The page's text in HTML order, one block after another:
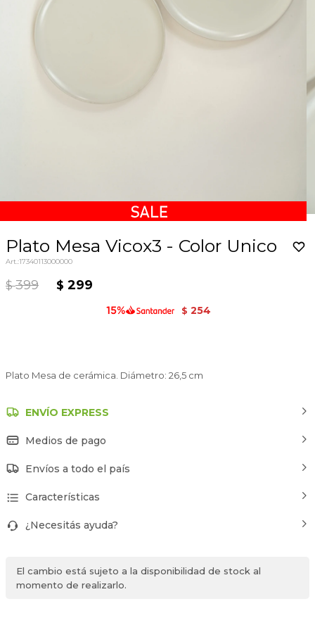
Plato Mesa Vicox3 - Color Unico
17340113000000
$ 399 $ 299
$ 254
Plato Mesa de cerámica. Diámetro: 26,5 cm
ENVÍO EXPRESS
Medios de pago
Envíos a todo el país
Características
¿Necesitás ayuda?
El cambio está sujeto a la disponibilidad de stock al
momento de realizarlo.